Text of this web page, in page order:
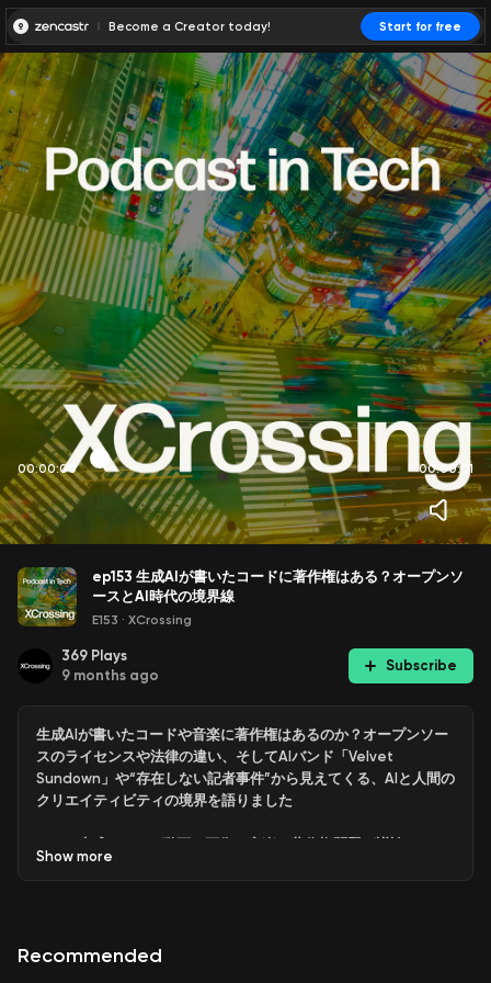
Become a Creator today! Start for free
00:00:00 00:00:01
ep153 生成AIが書いたコードに著作権はある？オープンソ
ースとAI時代の境界線
E153 · XCrossing
369 Plays
9 months ago
Subscribe
生成AIが書いたコードや音楽に著作権はあるのか？オープンソー
スのライセンスや法律の違い、そしてAIバンド「Velvet
Sundown」や“存在しない記者事件”から見えてくる、AIと人間の
クリエイティビティの境界を語りました
が「コード」ってどうなの？
い）
Show more
Recommended